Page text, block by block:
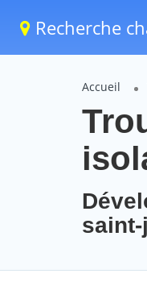
Recherche
Accueil